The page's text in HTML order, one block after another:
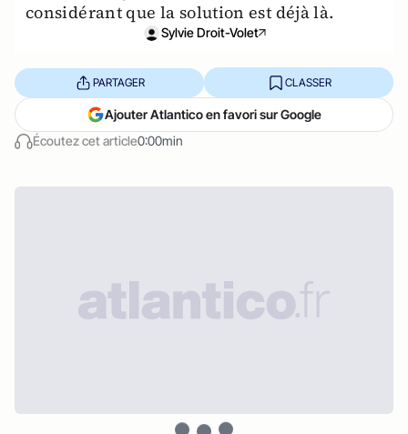
considérant que la solution est déjà là.
Sylvie Droit-Volet
Écoutez cet article0:00min
PARTAGER CLASSER
Ajouter Atlantico en favori sur Google